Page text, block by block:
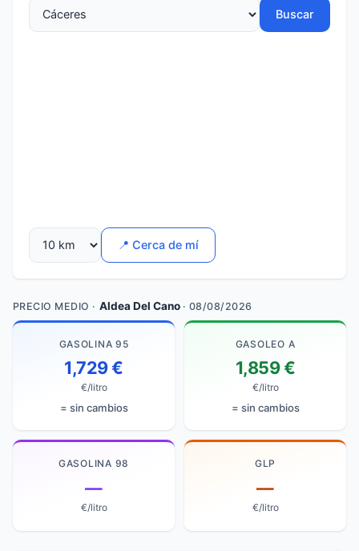
Buscar
📍 Cerca de mí
PRECIO MEDIO · Aldea Del Cano· 08/08/2026
GASOLINA 95
1,729 €
€/litro
= sin cambios
GASOLEO A
1,859 €
€/litro
= sin cambios
GASOLINA 98
—
€/litro
GLP
—
€/litro